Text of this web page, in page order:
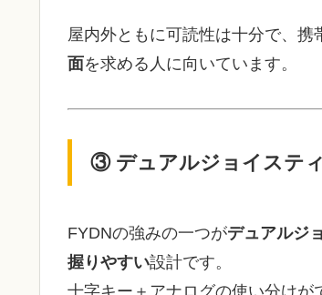
屋内外ともに可読性は十分で、携
面を求める人に向いています。
③ デュアルジョイステ
FYDNの強みの一つがデュアルジ
握りやすい設計です。
十字キー＋アナログの使い分けが